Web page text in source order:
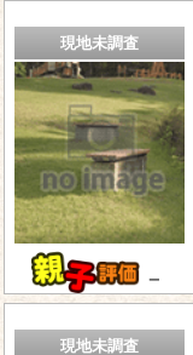
現地未調査
－
現地未調査